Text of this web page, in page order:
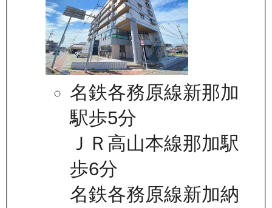
名鉄各務原線新那加
駅歩5分
ＪＲ高山本線那加駅
歩6分
名鉄各務原線新加納